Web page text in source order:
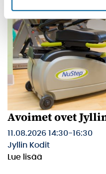
Avoimet ovet
11.08.2026 14:30-16:30
Jyllin Kodit
Lue lisää